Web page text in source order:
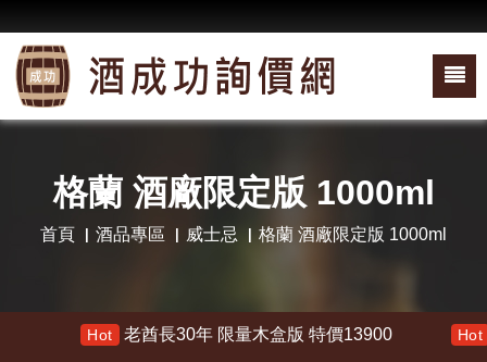
格蘭 酒廠限定版 1000ml
首頁 酒品專區 威士忌 格蘭 酒廠限定版 1000ml
老酋長30年 限量木盒版 特價13900 響